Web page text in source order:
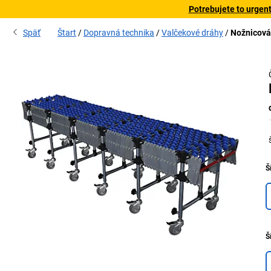
Potrebujete to
Späť Štart Dopravná technika Valčekové dráhy